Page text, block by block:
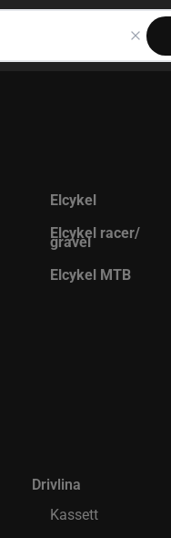
Elcykel
Elcykel racer/
gravel
Elcykel MTB
Drivlina
Kassett